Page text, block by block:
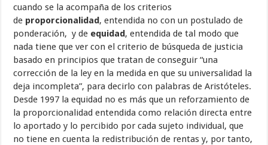
cuando se la acompaña de los criterios
de proporcionalidad, entendida no con un postulado de
ponderación, y de equidad, entendida de tal modo que
nada tiene que ver con el criterio de búsqueda de justicia
basado en principios que tratan de conseguir “una
corrección de la ley en la medida en que su universalidad la
deja incompleta”, para decirlo con palabras de Aristóteles.
Desde 1997 la equidad no es más que un reforzamiento de
la proporcionalidad entendida como relación directa entre
lo aportado y lo percibido por cada sujeto individual, que
no tiene en cuenta la redistribución de rentas y, por tanto,